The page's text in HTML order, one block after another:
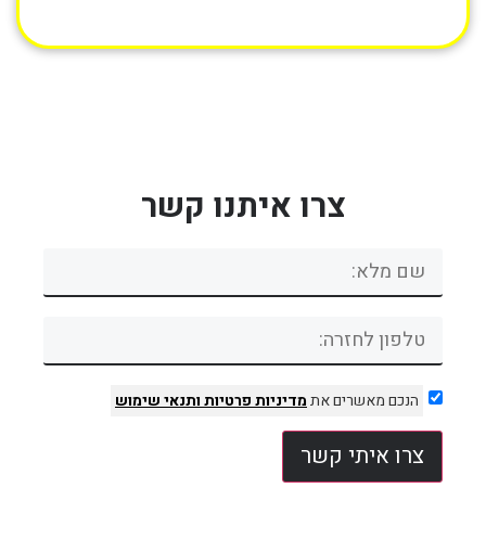
צרו איתנו קשר
הנכם מאשרים אתמדיניות פרטיותותנאי שימוש
צרו איתי קשר